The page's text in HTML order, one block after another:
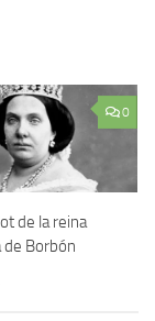
0
de la reina
de Borbón